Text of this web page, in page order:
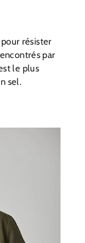
résister
par
le plus
sel.